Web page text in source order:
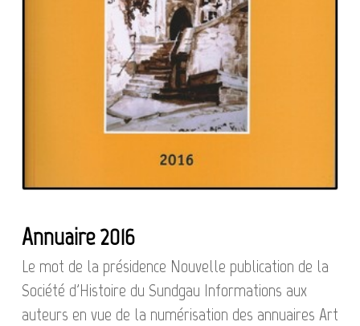
Annuaire 2016
Le mot de la présidence Nouvelle publication de la
Société d'Histoire du Sundgau Informations aux
auteurs en vue de la numérisation des annuaires Art